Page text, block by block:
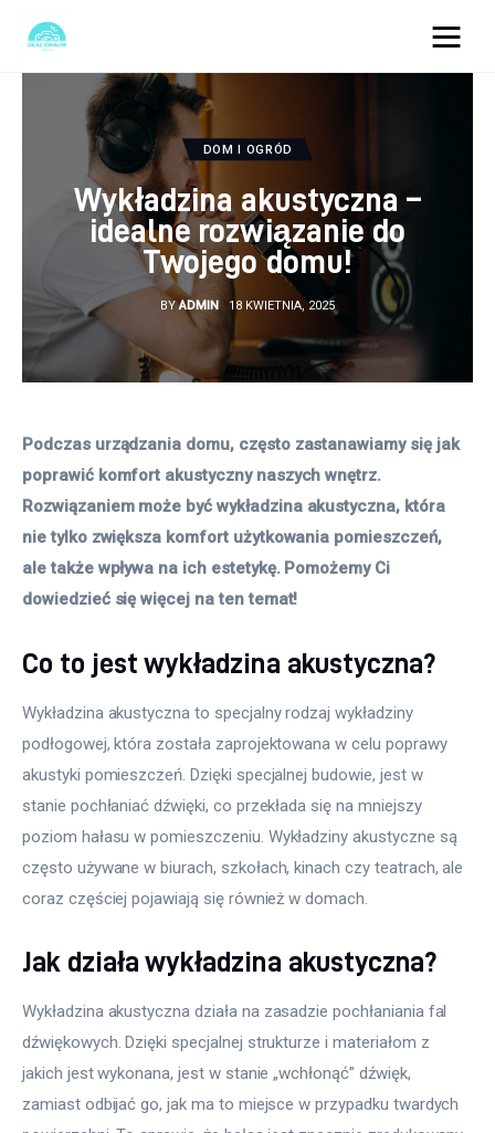
Turystyka
Lifestyle
Dom i ogród
Uroda
Zdrowie
DOM I OGRÓD
Wykładzina akustyczna –
idealne rozwiązanie do
Twojego domu!
BY ADMIN 18 KWIETNIA, 2025
Podczas urządzania domu, często zastanawiamy się jak
poprawić komfort akustyczny naszych wnętrz.
Rozwiązaniem może być wykładzina akustyczna, która
nie tylko zwiększa komfort użytkowania pomieszczeń,
ale także wpływa na ich estetykę. Pomożemy Ci
dowiedzieć się więcej na ten temat!
Co to jest wykładzina akustyczna?
Wykładzina akustyczna to specjalny rodzaj wykładziny
podłogowej, która została zaprojektowana w celu poprawy
akustyki pomieszczeń. Dzięki specjalnej budowie, jest w
stanie pochłaniać dźwięki, co przekłada się na mniejszy
poziom hałasu w pomieszczeniu. Wykładziny akustyczne są
często używane w biurach, szkołach, kinach czy teatrach, ale
coraz częściej pojawiają się również w domach.
Jak działa wykładzina akustyczna?
Wykładzina akustyczna działa na zasadzie pochłaniania fal
dźwiękowych. Dzięki specjalnej strukturze i materiałom z
jakich jest wykonana, jest w stanie „wchłonąć” dźwięk,
zamiast odbijać go, jak ma to miejsce w przypadku twardych